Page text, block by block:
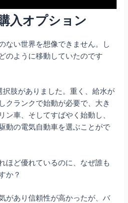
入オプション
ない世界を想像できません。し
のように移動していたのです
肢がありました。重く、給水が
クランクで始動が必要で、大き
ン車、そしてすばやく始動し、
動の電気自動車を選ぶことがで
ほど優れているのに、なぜ誰も
か？
があり信頼性が高かったが、バ